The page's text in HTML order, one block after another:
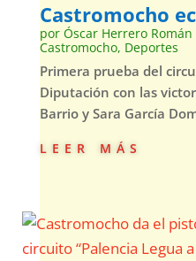
Castromocho
por Óscar Herrero Román
Castromocho, Deportes
Primera prueba del
Diputación con las
Barrio y Sara García
leer más